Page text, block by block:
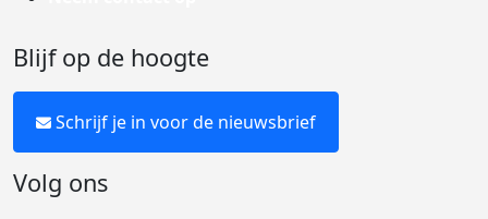
Blijf op de hoogte
Schrijf je in voor de nieuwsbrief
Volg ons